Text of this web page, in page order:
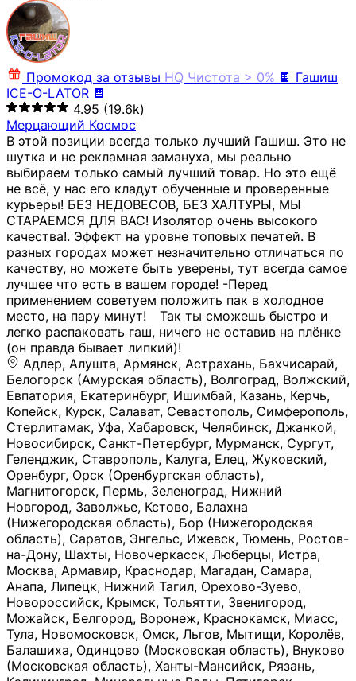
Промокод за отзывы HQ Чистота > 0% 🍫 Гашиш
ICE-O-LATOR 🍫
4.95 (19.6k)
Мерцающий Космос
В этой позиции всегда только лучший Гашиш. Это не
шутка и не рекламная замануха, мы реально
выбираем только самый лучший товар. Но это ещё
не всё, у нас его кладут обученные и проверенные
курьеры! БЕЗ НЕДОВЕСОВ, БЕЗ ХАЛТУРЫ, МЫ
СТАРАЕМСЯ ДЛЯ ВАС! Изолятор очень высокого
качества!. Эффект на уровне топовых печатей. В
разных городах может незначительно отличаться по
качеству, но можете быть уверены, тут всегда самое
лучшее что есть в вашем городе! -Перед
применением советуем положить пак в холодное
место, на пару минут!⠀ Так ты сможешь быстро и
легко распаковать гаш, ничего не оставив на плёнке
(он правда бывает липкий)!
Адлер, Алушта, Армянск, Астрахань, Бахчисарай,
Белогорск (Амурская область), Волгоград, Волжский,
Евпатория, Екатеринбург, Ишимбай, Казань, Керчь,
Копейск, Курск, Салават, Севастополь, Симферополь,
Стерлитамак, Уфа, Хабаровск, Челябинск, Джанкой,
Новосибирск, Санкт-Петербург, Мурманск, Сургут,
Геленджик, Ставрополь, Калуга, Елец, Жуковский,
Оренбург, Орск (Оренбургская область),
Магнитогорск, Пермь, Зеленоград, Нижний
Новгород, Заволжье, Кстово, Балахна
(Нижегородская область), Бор (Нижегородская
область), Саратов, Энгельс, Ижевск, Тюмень, Ростов-
на-Дону, Шахты, Новочеркасск, Люберцы, Истра,
Москва, Армавир, Краснодар, Магадан, Самара,
Анапа, Липецк, Нижний Тагил, Орехово-Зуево,
Новороссийск, Крымск, Тольятти, Звенигород,
Можайск, Белгород, Воронеж, Краснокамск, Миасс,
Тула, Новомосковск, Омск, Льгов, Мытищи, Королёв,
Балашиха, Одинцово (Московская область), Внуково
(Московская область), Ханты-Мансийск, Рязань,